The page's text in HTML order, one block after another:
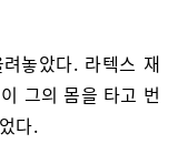
놓았다. 라텍스 재
그의 몸을 타고 번
다.